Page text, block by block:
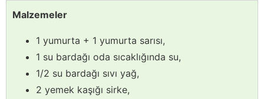
Malzemeler
1 yumurta + 1 yumurta sarısı,
1 su bardağı oda sıcaklığında su,
1/2 su bardağı sıvı yağ,
2 yemek kaşığı sirke,